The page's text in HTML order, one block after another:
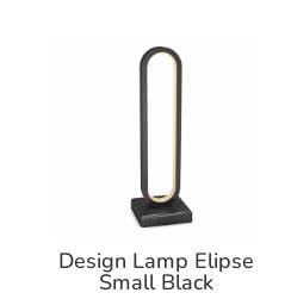
Design Lamp Elipse
Small Black